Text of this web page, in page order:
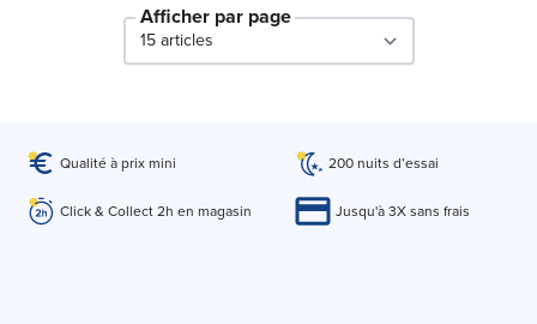
Afficher par page
Qualité à prix mini 200 nuits d’essai
Click & Collect 2h en magasin Jusqu'à 3X sans frais